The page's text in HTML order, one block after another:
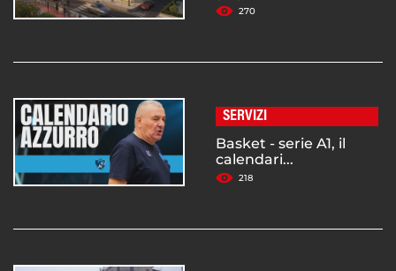
270
SERVIZI
Basket - serie A1, il
calendari...
218